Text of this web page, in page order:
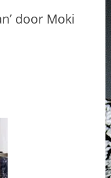
door Moki